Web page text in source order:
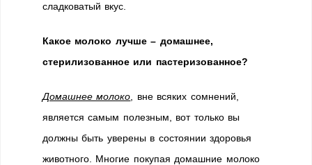
сладковатый вкус.
Какое молоко лучше – домашнее,
стерилизованное или пастеризованное?
Домашнее молоко , вне всяких сомнений,
является самым полезным, вот только вы
должны быть уверены в состоянии здоровья
животного. Многие покупая домашние молоко